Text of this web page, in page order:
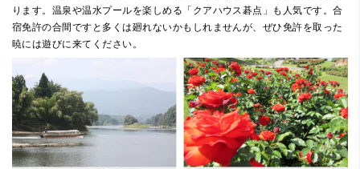
ります。温泉や温水プールを楽しめる「クアハウス碁点」も人気です。合
宿免許の合間ですと多くは廻れないかもしれませんが、ぜひ免許を取った
暁には遊びに来てください。